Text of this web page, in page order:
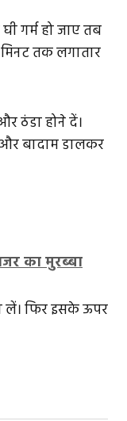
गर्म हो जाए तब
तक लगातार
ठंडा होने दें।
बादाम डालकर
का मुरब्बा
लें। फिर इसके ऊपर